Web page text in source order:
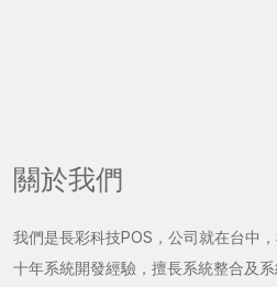
關於我們
我們是長彩科技POS，公司就在台中
十年系統開發經驗，擅長系統整合及